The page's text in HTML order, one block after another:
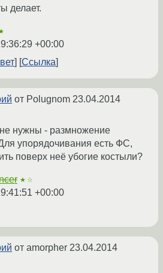
делает.
+00:00
Ссылка
от Polugnom 23.04.2014
нужны - размножение
упорядочивания есть ФС,
поверх неё убогие костыли?
★☆
+00:00
от amorpher 23.04.2014